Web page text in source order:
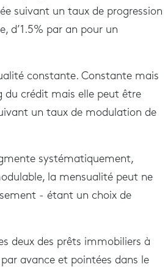
suivant un taux de progression
d’1.5% par an pour un
constante. Constante mais
du crédit mais elle peut être
un taux de modulation de
systématiquement,
la mensualité peut ne
- étant un choix de
deux des prêts immobiliers à
avance et pointées dans le